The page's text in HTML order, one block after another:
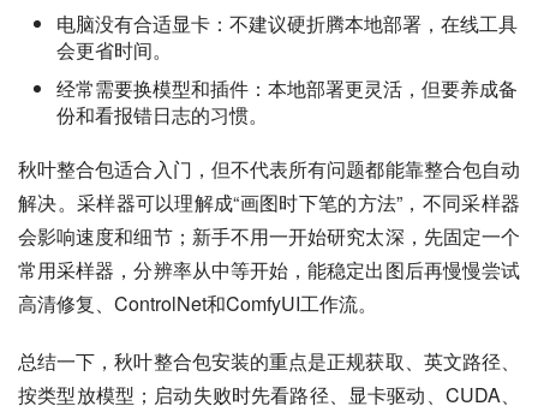
电脑没有合适显卡：不建议硬折腾本地部署，在线工具
会更省时间。
经常需要换模型和插件：本地部署更灵活，但要养成备
份和看报错日志的习惯。
秋叶整合包适合入门，但不代表所有问题都能靠整合包自动
解决。采样器可以理解成“画图时下笔的方法”，不同采样器
会影响速度和细节；新手不用一开始研究太深，先固定一个
常用采样器，分辨率从中等开始，能稳定出图后再慢慢尝试
高清修复、ControlNet和ComfyUI工作流。
总结一下，秋叶整合包安装的重点是正规获取、英文路径、
按类型放模型；启动失败时先看路径、显卡驱动、CUDA、